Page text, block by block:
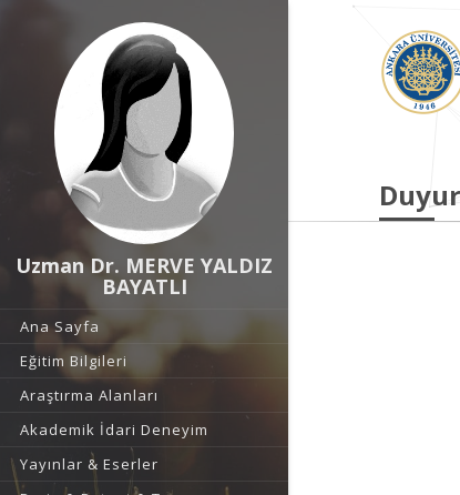
Uzman Dr. MERVE YALDIZ
BAYATLI
Ana Sayfa
Eğitim Bilgileri
Araştırma Alanları
Akademik İdari Deneyim
Yayınlar & Eserler